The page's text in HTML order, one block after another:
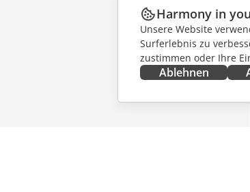
Harmony in
Unsere Website
Surferlebnis zu
zustimmen oder Ihre
Ablehnen